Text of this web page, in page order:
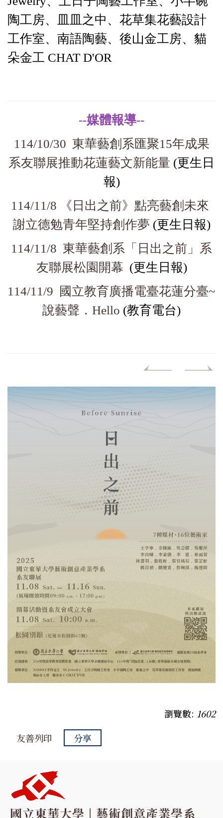
陶工房、皿皿之中、花草集花藝設計
工作室、南語陶藝、後山金工房、貓
朵金工 CHAT D'OR
--媒體報導--
114/10/30 東華藝創系匯聚15年成果
系友聯展推動花蓮藝文新能量 (更生日
報)
114/11/8 《日出之前》點亮藝創未來
謝立德勉青年堅持創作夢 (更生日報)
114/11/8 東華藝創系「日出之前」系
友聯展松園開幕 (更生日報)
114/11/9 國立教育廣播電臺花蓮分臺~
說藝聲．Hello (教育電台)
瀏覽數: 1602
友善列印
分享